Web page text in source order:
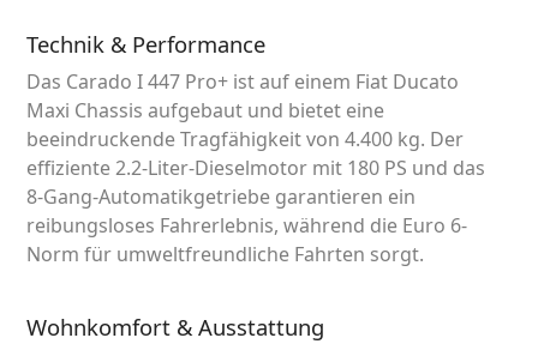
Technik & Performance
Das Carado I 447 Pro+ ist auf einem Fiat Ducato
Maxi Chassis aufgebaut und bietet eine
beeindruckende Tragfähigkeit von 4.400 kg. Der
effiziente 2.2-Liter-Dieselmotor mit 180 PS und das
8-Gang-Automatikgetriebe garantieren ein
reibungsloses Fahrerlebnis, während die Euro 6-
Norm für umweltfreundliche Fahrten sorgt.
Wohnkomfort & Ausstattung